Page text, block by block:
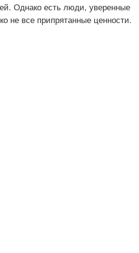
Однако есть люди, уверенные
не все припрятанные ценности.